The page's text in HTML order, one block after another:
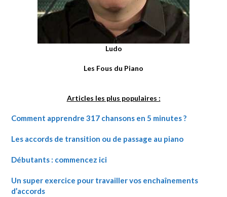
Ludo
Les Fous du Piano
Articles les plus populaires :
Comment apprendre 317 chansons en 5 minutes ?
Les accords de transition ou de passage au piano
Débutants : commencez ici
Un super exercice pour travailler vos enchaînements
d’accords